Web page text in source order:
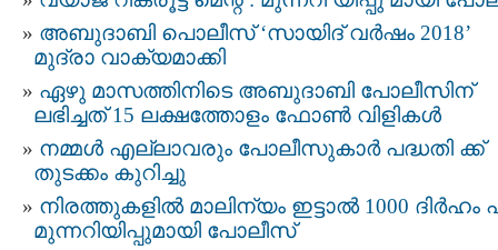
അബുദാബി പൊലീസ് ‘സായിദ് വർഷം 2018’
മുദ്രാ വാക്യമാക്കി
ഏഴു മാസത്തിനിടെ അബുദാബി പോലീസിന്
ലഭിച്ചത് 15 ലക്ഷത്തോളം ഫോണ്‍ വിളികള്‍
നമ്മൾ എല്ലാവരും പോലീസുകാർ പദ്ധതി ക്ക്
തുടക്കം കുറിച്ചു
നിരത്തുകളിൽ മാലിന്യം ഇട്ടാൽ 1000 ദിർഹം
മുന്നറിയിപ്പുമായി പോലീസ്